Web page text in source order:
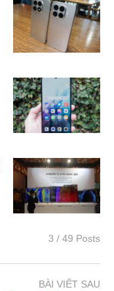
3 / 49 Posts
BÀI VIẾT SAU